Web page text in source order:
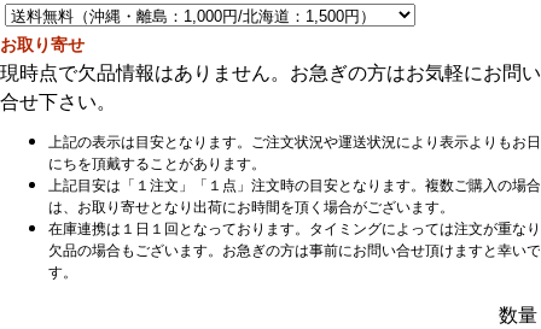
お取り寄せ
現時点で欠品情報はありません。お急ぎの方はお気軽にお問い
合せ下さい。
上記の表示は目安となります。ご注文状況や運送状況により表示よりもお日
にちを頂戴することがあります。
上記目安は「１注文」「１点」注文時の目安となります。複数ご購入の場合
は、お取り寄せとなり出荷にお時間を頂く場合がございます。
在庫連携は１日１回となっております。タイミングによっては注文が重なり
欠品の場合もございます。お急ぎの方は事前にお問い合せ頂けますと幸いで
す。
数量